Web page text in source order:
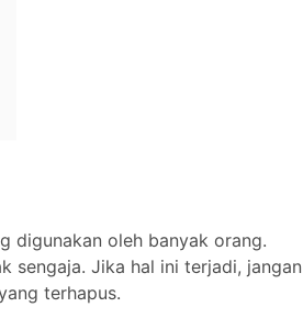
digunakan oleh banyak orang.
sengaja. Jika hal ini terjadi, jangan
terhapus.